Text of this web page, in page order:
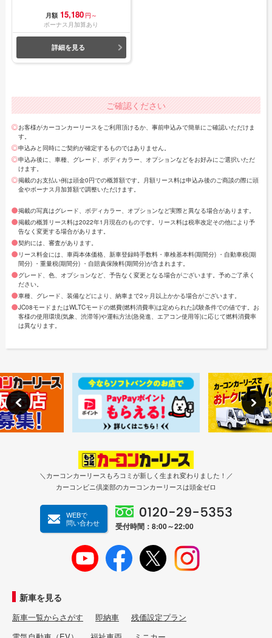
・オーロラフレアブルーパール
・オリーブグリーン
・バーガンディー
・ピュアホワイトパール
・ブリリアントシルバー
・ミッドナイトブラック
ツートンカラー仕様
・オペラモーブ+スーパーブラック
・ガーネットレッド+スーパーブラック
・ビビッドブルー+スーパーブラック
・ピュアホワイトパール+スーパーブラック
・プレミアムホライズンオレンジ
・ミッドナイトブラック+サンライズカッパー
オーラの室内空間(インテリア)につ
いて
上質さにこだわって開発されたオーラの内装は、心地よいド
また、乗員の疲労を軽減するよう設計された「ゼログラビテ
ィシート」の採用や、ボディの随所に遮音対策を施すなどし
て居住性を高めています。
インパネやセンターコンソールにはウッド調加飾をあしらっ
なお、スポーツモデルの「NISMO」では随所にレッドをあし
級感を表現しつつ、他グレードとは一転してアグレッシブな
月額 15,180 円～
ボーナス月加算あり
詳細を見る
ご確認ください
お客様がカーコンカーリースをご利用頂けるか、事前申込みで簡単にご確認いただけま
す。
申込みと同時にご契約が確定するものではありません。
申込み後に、車種、グレード、ボディカラー、オプションなどをお好みにご選択いただ
けます。
掲載のお支払い例は頭金0円での概算額です。月額リース料は申込み後のご商談の際に頭
金やボーナス月加算額で調整いただけます。
掲載の写真はグレード、ボディカラー、オプションなど実際と異なる場合があります。
掲載の概算リース料は2022年1月現在のものです。リース料は税率改定その他により予
告なく変更する場合があります。
契約には、審査があります。
リース料金には、車両本体価格、新車登録時手数料・車検基本料(期間分) ・自動車税(期
間分) ・重量税(期間分) ・自賠責保険料(期間分)が含まれます。
グレード、色、オプションなど、予告なく変更となる場合がございます。予めご了承く
ださい。
車種、グレード、装備などにより、納車まで2ヶ月以上かかる場合がございます。
JC08モードまたはWLTCモードの燃費(燃料消費率)は定められた試験条件での値です。お
客様の使用環境(気象、渋滞等)や運転方法(急発進、エアコン使用等)に応じて燃料消費率
は異なります。
＼カーコンカーリースもろコミが新しく生まれ変わりました！／
カーコンビニ倶楽部のカーコンカーリースは頭金ゼロ
WEBで
問い合わせ
受付時間：8:00～22:00
新車を見る
新車一覧からさがす 即納車
残価設定プラン